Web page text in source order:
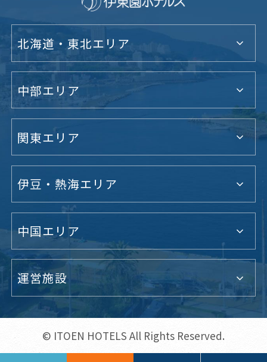
北海道・東北エリア
中部エリア
関東エリア
伊豆・熱海エリア
中国エリア
運営施設
© ITOEN HOTELS All Rights Reserved.